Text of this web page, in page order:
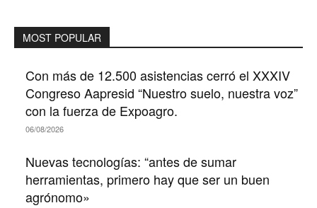
MOST POPULAR
Con más de 12.500 asistencias cerró el XXXIV
Congreso Aapresid “Nuestro suelo, nuestra voz”
con la fuerza de Expoagro.
06/08/2026
Nuevas tecnologías: “antes de sumar
herramientas, primero hay que ser un buen
agrónomo»